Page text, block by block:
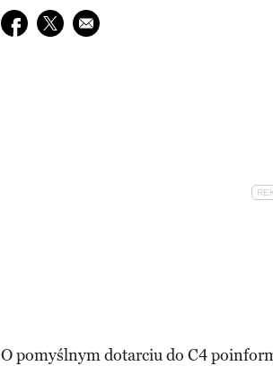
Udostępnij na facebook
Udostępnij na twitter
E-mail do przyjaciela
O pomyślnym dotarciu do C4